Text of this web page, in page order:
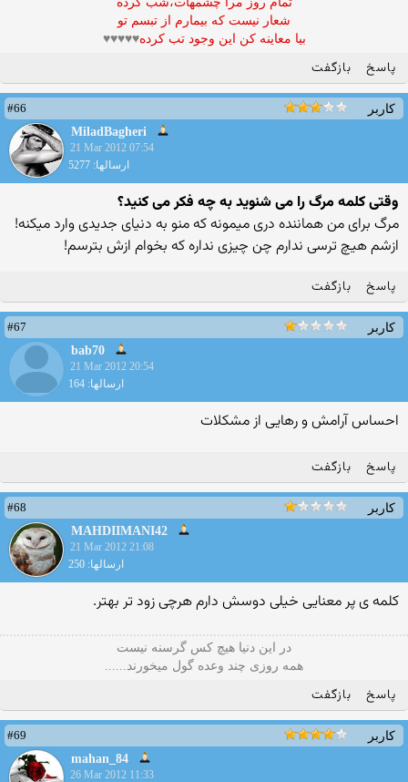
شعار نيست که بيمارم از تبسم تو
بيا معاينه کن اين وجود تب کرده♥♥♥♥♥
پاسخ بازگفت
کاربر
#66
MiladBagheri
21 Mar 2012 07:54
ارسالها: 5277
وقتی كلمه مرگ را می شنوید به چه فكر می كنید؟
مرگ برای من هماننده دری میمونه که منو به دنیای جدیدی وارد میکنه!
ازشم هیچ ترسی ندارم چن چیزی نداره که بخوام ازش بترسم!
پاسخ بازگفت
کاربر
#67
bab70
21 Mar 2012 20:54
ارسالها: 164
احساس آرامش و رهایی از مشکلات
پاسخ بازگفت
کاربر
#68
MAHDIIMANI42
21 Mar 2012 21:08
ارسالها: 250
کلمه ی پر معنایی خیلی دوسش دارم هرچی زود تر بهتر.
در این دنیا هیچ کس گرسنه نیست
همه روزی چند وعده گول میخورند......
پاسخ بازگفت
کاربر
#69
mahan_84
26 Mar 2012 11:33